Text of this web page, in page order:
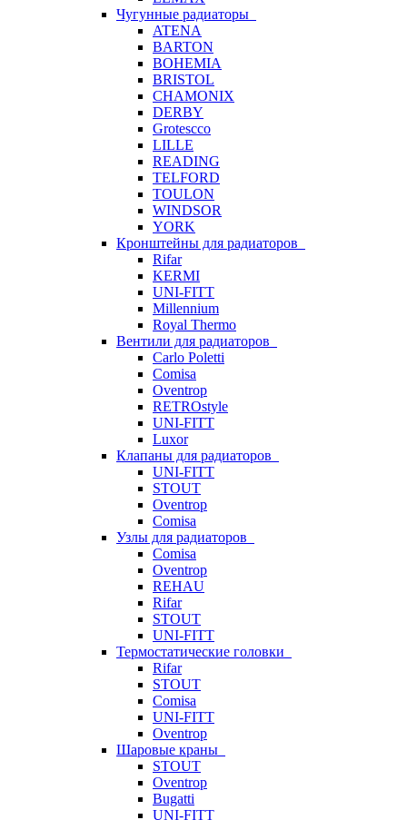
Чугунные радиаторы
ATENA
BARTON
BOHEMIA
BRISTOL
CHAMONIX
DERBY
Grotescco
LILLE
READING
TELFORD
TOULON
WINDSOR
YORK
Кронштейны для радиаторов
Rifar
KERMI
UNI-FITT
Millennium
Royal Thermo
Вентили для радиаторов
Carlo Poletti
Comisa
Oventrop
RETROstyle
UNI-FITT
Luxor
Клапаны для радиаторов
UNI-FITT
STOUT
Oventrop
Comisa
Узлы для радиаторов
Comisa
Oventrop
REHAU
Rifar
STOUT
UNI-FITT
Термостатические головки
Rifar
STOUT
Comisa
UNI-FITT
Oventrop
Шаровые краны
STOUT
Oventrop
Bugatti
UNI-FITT